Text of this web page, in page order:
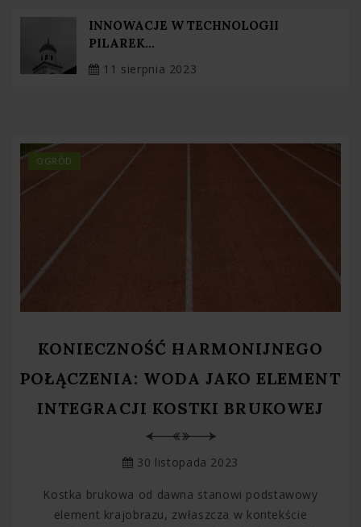
INNOWACJE W TECHNOLOGII
PILAREK...
11 sierpnia 2023
OGRÓD
KONIECZNOŚĆ HARMONIJNEGO
POŁĄCZENIA: WODA JAKO ELEMENT
INTEGRACJI KOSTKI BRUKOWEJ
30 listopada 2023
Kostka brukowa od dawna stanowi podstawowy
element krajobrazu, zwłaszcza w kontekście